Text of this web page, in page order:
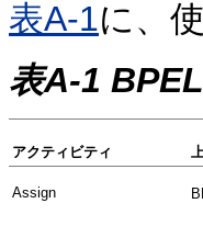
表A-1に、
表A-1
アクティビティ
Assign